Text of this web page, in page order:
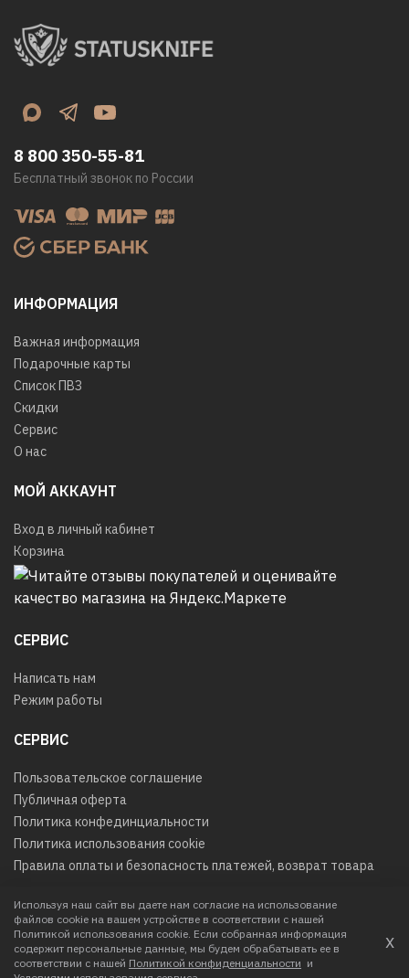
ИНФОРМАЦИЯ
Важная информация
Подарочные карты
Список ПВЗ
Скидки
Сервис
О нас
МОЙ АККАУНТ
Вход в личный кабинет
Корзина
СЕРВИС
Написать нам
Режим работы
СЕРВИС
Пользовательское соглашение
Публичная оферта
Политика конфединциальности
Политика использования cookie
Правила оплаты и безопасность платежей, возврат товара
8 800 350-55-81
Бесплатный звонок по России
© 2026Любое использование контента без письменного
разрешения запрещено
Интернет-магазин создан в IIG
Используя наш сайт вы даете нам согласие на использование
файлов cookie на вашем устройстве в соответствии с нашей
Политикой использования cookie. Если собранная информация
содержит персональные данные, мы будем обрабатывать ее в
соответствии с нашей Политикой конфиденциальности и
х